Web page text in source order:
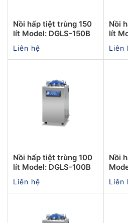
Nồi hấp tiệt trùng 150
lít Model: DGLS-150B
Liên hệ
Nồi
lít
Liên
Nồi hấp tiệt trùng 100
lít Model: DGLS-100B
Liên hệ
Nồi
Liên